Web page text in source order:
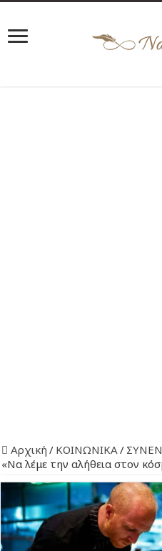
Αρχική / ΚΟΙΝΩΝΙΚΑ/
«Να λέμε την αλήθεια στον